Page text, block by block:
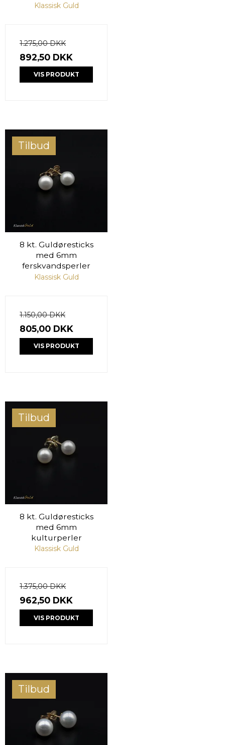
Klassisk Guld
1.275,00 DKK
892,50 DKK
VIS PRODUKT
Tilbud
8 kt. Guldøresticks
med 6mm
ferskvandsperler
Klassisk Guld
1.150,00 DKK
805,00 DKK
VIS PRODUKT
Tilbud
8 kt. Guldøresticks
med 6mm
kulturperler
Klassisk Guld
1.375,00 DKK
962,50 DKK
VIS PRODUKT
Tilbud